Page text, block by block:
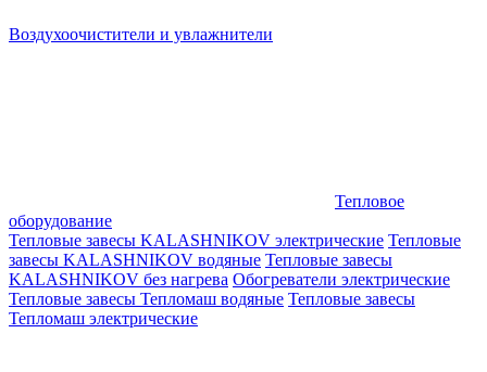
Воздухоочистители и увлажнители
Тепловое
оборудование
Тепловые завесы KALASHNIKOV электрические Тепловые
завесы KALASHNIKOV водяные Тепловые завесы
KALASHNIKOV без нагрева Обогреватели электрические
Тепловые завесы Тепломаш водяные Тепловые завесы
Тепломаш электрические